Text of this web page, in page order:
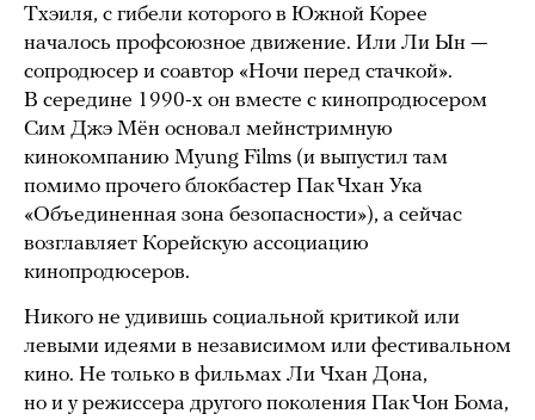
Тхэиля, с гибели которого в Южной Корее
началось профсоюзное движение. Или Ли Ын —
сопродюсер и соавтор «Ночи перед стачкой».
В середине 1990-х он вместе с кинопродюсером
Сим Джэ Мён основал мейнстримную
кинокомпанию Myung Films (и выпустил там
помимо прочего блокбастер Пак Чхан Ука
«Объединенная зона безопасности»), а сейчас
возглавляет Корейскую ассоциацию
кинопродюсеров.
Никого не удивишь социальной критикой или
левыми идеями в независимом или фестивальном
кино. Не только в фильмах Ли Чхан Дона,
но и у режиссера другого поколения Пак Чон Бома,